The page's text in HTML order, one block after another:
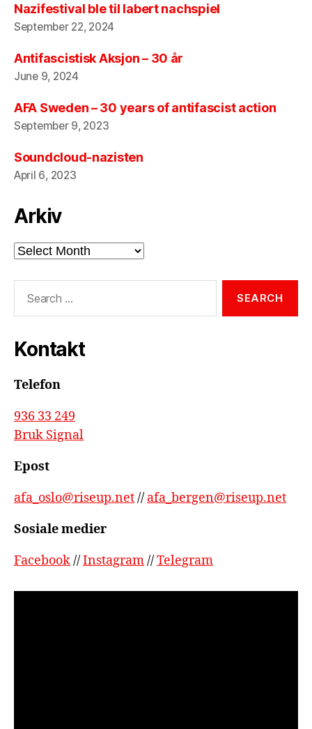
Nazifestival ble til labert nachspiel
September 22, 2024
Antifascistisk Aksjon – 30 år
June 9, 2024
AFA Sweden – 30 years of antifascist action
September 9, 2023
Soundcloud-nazisten
April 6, 2023
Arkiv
Arkiv
Kontakt
Telefon
936 33 249
Bruk Signal
Epost
afa_oslo@riseup.net// afa_bergen@riseup.net
Sosiale medier
Facebook//Instagram//Telegram